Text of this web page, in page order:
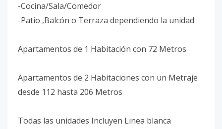
-Cocina/Sala/Comedor
-Patio ,Balcón o Terraza dependiendo la unidad
Apartamentos de 1 Habitación con 72 Metros
Apartamentos de 2 Habitaciones con un Metraje
desde 112 hasta 206 Metros
Todas las unidades Incluyen Linea blanca